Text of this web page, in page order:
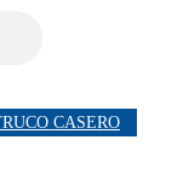
CASERO